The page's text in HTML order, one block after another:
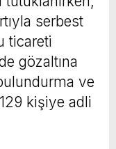
serbest
ticareti
gözaltına
ve
kişiye adli